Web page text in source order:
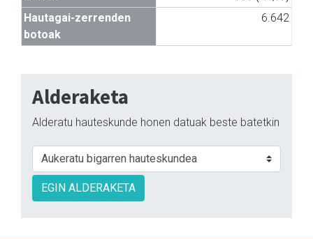
Hautagai-zerrenden
botoak
6.642
Alderaketa
Alderatu hauteskunde honen datuak beste batetkin
EGIN ALDERAKETA